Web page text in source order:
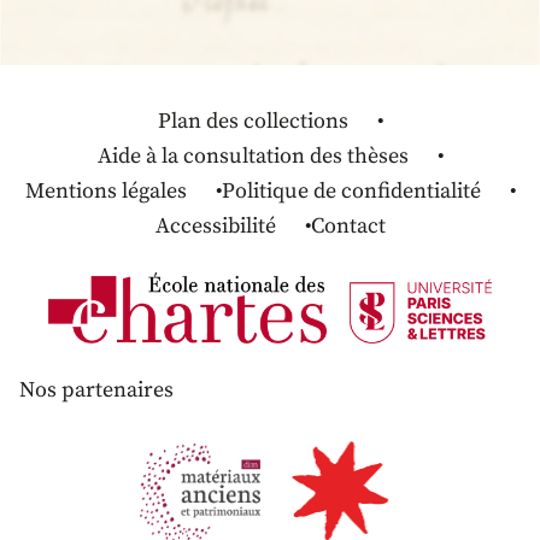
Plan des collections
Aide à la consultation des thèses
Mentions légales
Politique de confidentialité
Accessibilité
Contact
Nos partenaires